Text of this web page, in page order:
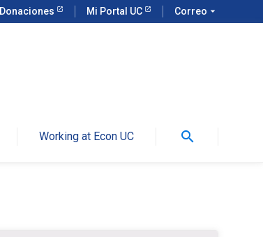
Donaciones Mi Portal UC Correo arrow_drop_down
Working at Econ UC search